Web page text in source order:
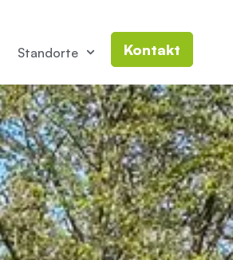
Standorte Kontakt